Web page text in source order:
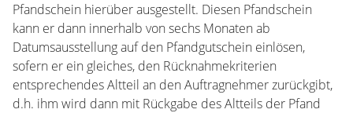
Pfandschein hierüber ausgestellt. Diesen Pfandschein
kann er dann innerhalb von sechs Monaten ab
Datumsausstellung auf den Pfandgutschein einlösen,
sofern er ein gleiches, den Rücknahmekriterien
entsprechendes Altteil an den Auftragnehmer zurückgibt,
d.h. ihm wird dann mit Rückgabe des Altteils der Pfand